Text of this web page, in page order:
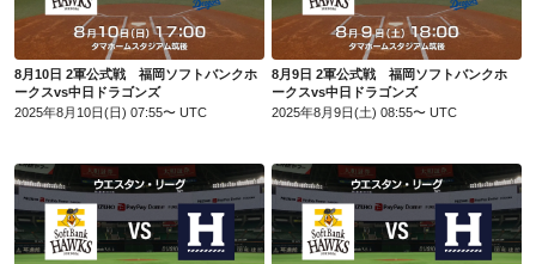
8月10日 2軍公式戦 福岡ソフトバンクホ
ークスvs中日ドラゴンズ
2025年8月10日(日) 07:55〜 UTC
8月9日 2軍公式戦 福岡ソフトバンクホ
ークスvs中日ドラゴンズ
2025年8月9日(土) 08:55〜 UTC